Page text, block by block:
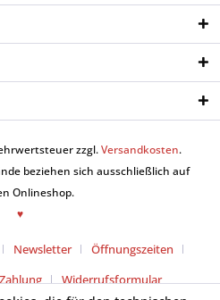
zzgl.Versandkosten.
beziehen sich ausschließlich auf
Onlineshop.
♥
Newsletter
Öffnungszeiten
Widerrufsformular